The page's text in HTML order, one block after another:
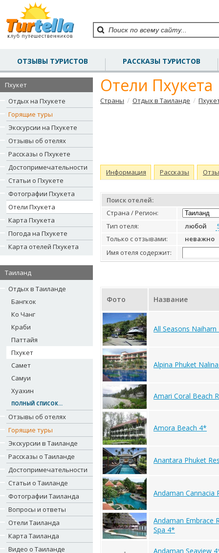
ОТЗЫВЫ ТУРИСТОВ РАССКАЗЫ ТУРИСТОВ
Пхукет
Отдых на Пхукете
Горящие туры
Экскурсии на Пхукете
Отзывы об отелях
Рассказы о Пхукете
Достопримечательности
Статьи о Пхукете
Фотографии Пхукета
Отели Пхукета
Карта Пхукета
Погода на Пхукете
Карта отелей Пхукета
Таиланд
Отдых в Таиланде
Бангкок
Ко Чанг
Краби
Паттайя
Пхукет
Самет
Самуи
Хуахин
ПОЛНЫЙ СПИСОК...
Отзывы об отелях
Горящие туры
Экскурсии в Таиланде
Рассказы о Таиланде
Достопримечательности
Статьи о Таиланде
Фотографии Таиланда
Вопросы и ответы
Отели Таиланда
Карта Таиланда
Видео о Таиланде
Отели Пхукета
Страны / Отдых в Таиланде /
Информация Рассказы
Поиск отелей:
Страна / Регион:
Тип отеля:
любой
Только с отзывами:
неважно
Имя отеля содержит:
Фото Название
All Seasons
Alpina Phuket
Amari Coral Beach
Amora Beach 4*
Anantara Phuket
Andaman Cannacia
Andaman Embrace
Spa 4*
Andaman Seaview